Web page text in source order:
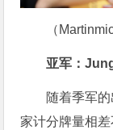
（
亚军：
随着季军
家计分牌量相